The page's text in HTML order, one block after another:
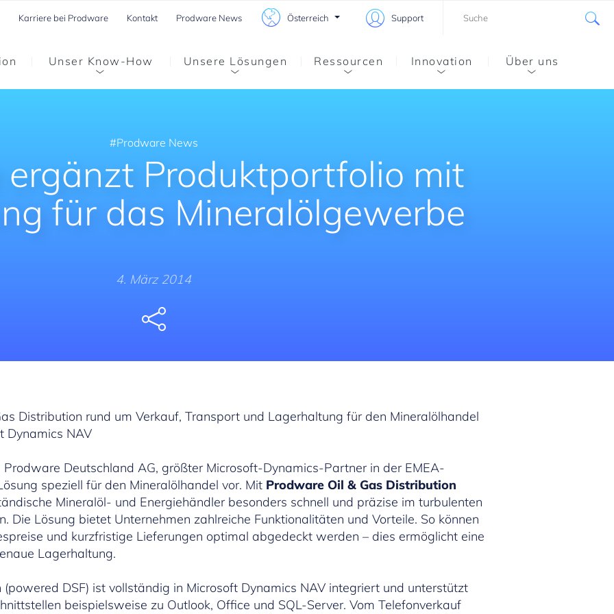
Karriere bei Prodware Kontakt Prodware News Österreich Support
Unser Know-How Unsere Lösungen Ressourcen Innovation Über uns
Prodware News
Produktportfolio mit
für das Mineralölgewerbe
4. März 2014
Distribution rund um Verkauf, Transport und Lagerhaltung für den Mineralölhandel
Dynamics NAV
Deutschland AG, größter Microsoft-Dynamics-Partner in der EMEA-
speziell für den Mineralölhandel vor. Mit Prodware Oil & Gas Distribution
Mineralöl- und Energiehändler besonders schnell und präzise im turbulenten
Die Lösung bietet Unternehmen zahlreiche Funktionalitäten und Vorteile. So können
und kurzfristige Lieferungen optimal abgedeckt werden – dies ermöglicht eine
Lagerhaltung.
DSF) ist vollständig in Microsoft Dynamics NAV integriert und unterstützt
beispielsweise zu Outlook, Office und SQL-Server. Vom Telefonverkauf